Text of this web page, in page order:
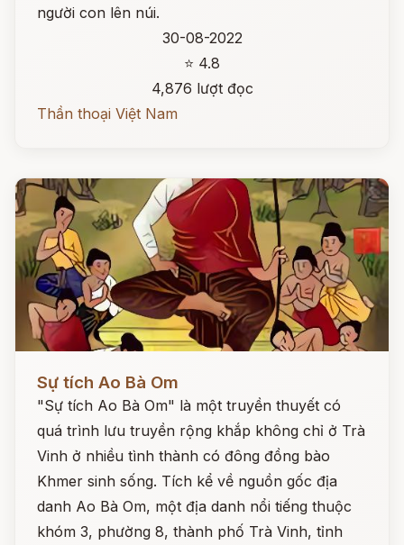
người con lên núi.
30-08-2022
⭐ 4.8
4,876 lượt đọc
Thần thoại Việt Nam
Sự tích Ao Bà Om
"Sự tích Ao Bà Om" là một truyền thuyết có
quá trình lưu truyền rộng khắp không chỉ ở Trà
Vinh ở nhiều tình thành có đông đồng bào
Khmer sinh sống. Tích kể về nguồn gốc địa
danh Ao Bà Om, một địa danh nổi tiếng thuộc
khóm 3, phường 8, thành phố Trà Vinh, tỉnh